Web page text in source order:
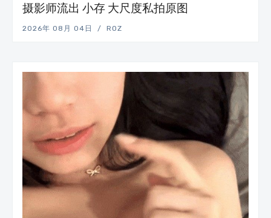
摄影师流出 小存 大尺度私拍原图
2026年 08月 04日 ROZ